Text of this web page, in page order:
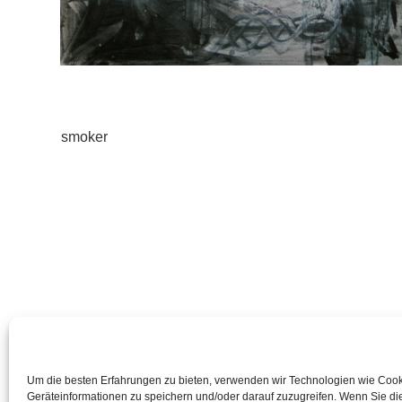
Um die besten Erfahrungen zu bieten, verwenden wir Technologien wie
Geräteinformationen zu speichern und/oder darauf zuzugreifen. Wenn Sie
Artikel
smoker